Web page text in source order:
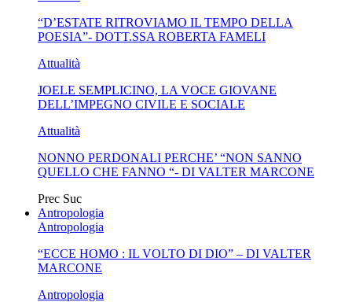
BUSSOLA PSICOLOGICA TRA PROTEZIONE E BUON
SENSO IN...
“D’ESTATE RITROVIAMO IL TEMPO DELLA
POESIA”- DOTT.SSA ROBERTA FAMELI
Attualità
JOELE SEMPLICINO, LA VOCE GIOVANE
DELL’IMPEGNO CIVILE E SOCIALE
Attualità
NONNO PERDONALI PERCHE’ “NON SANNO
QUELLO CHE FANNO “- DI VALTER MARCONE
Prec Suc
Antropologia
Antropologia
“ECCE HOMO : IL VOLTO DI DIO” – DI VALTER
MARCONE
Antropologia